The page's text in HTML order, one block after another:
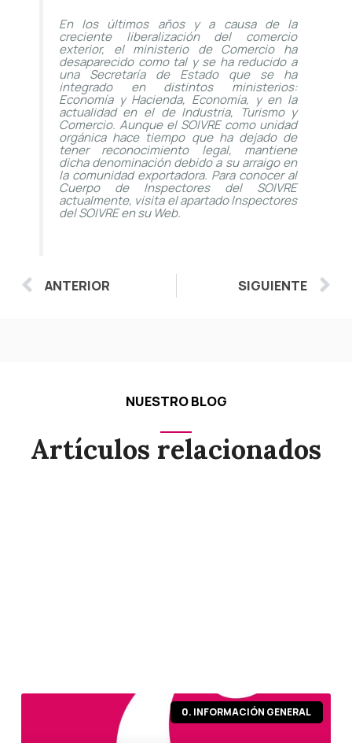
En los últimos años y a causa de la
creciente liberalización del comercio
exterior, el ministerio de Comercio ha
desaparecido como tal y se ha reducido a
una Secretaría de Estado que se ha
integrado en distintos ministerios:
Economía y Hacienda, Economía, y en la
actualidad en el de Industria, Turismo y
Comercio. Aunque el SOIVRE como unidad
orgánica hace tiempo que ha dejado de
tener reconocimiento legal, mantiene
dicha denominación debido a su arraigo en
la comunidad exportadora. Para conocer al
Cuerpo de Inspectores del SOIVRE
actualmente, visita el apartado Inspectores
del SOIVRE en su Web.
Ant
ANTERIOR SIGUIENTE
NUESTRO BLOG
Artículos relacionados
0. INFORMACIÓN GENERAL
PáginaPágina
PáginaPáginaPágina